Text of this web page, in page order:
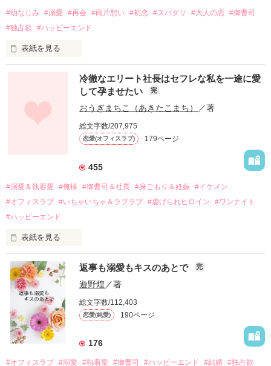
#幼なじみ #溺愛 #再会 #両片想い #初恋 #スパダリ #大人の恋 #御曹司
#独占欲
#ハッピーエンド
表紙を見る
幼なじみの哲平に淡い恋心を抱いていた美桜。
しかし、ある出来事をきっかけに二人の関係は壊れてしまう。
関係修復もできないまま、美桜は両親の離婚によって
引っ越すことになり、哲平とも離れ離れになった。
それから約十二年後。
過去の傷から、二度と会いたくないと思っていた哲平に
運命のような再会を果たす。
酔った勢いで一夜を共にしてしまった。
さらに、美桜が初めてだと知った哲平は
『責任をとる、結婚しよう』と真っ直ぐに告げてきた。
戸惑う美桜とは裏腹に、好きという気持ちを隠すことなく
甘やかしてくる。
そんなある日、哲平は美桜がストーカー被害に
遭っていることを知る。
美桜を守るため、哲平は同居を提案してきて――。
夏木美桜(なつきみお)
冷徹なエリート社長はセフレな私を一途に愛
して孕ませたい
完
おうぎまちこ（あきたこまち） ／著
総文字数/207,975
恋愛(オフィスラブ) 179ページ
455
#溺愛＆執着愛 #俺様 #御曹司＆社長 #身ごもり＆妊娠 #イケメン
#オフィスラブ #いちゃいちゃ＆ラブラブ #虐げられヒロイン
#ワンナイト
#ハッピーエンド
表紙を見る
おかしな噂を流されて前の職場でうまくいかなかった梅田美
桜は、海外で傷心旅行をしていたところ、日本人美青年と出会
い、酒の勢いもあり一夜限りの関係となる。
帰国後、美桜は新しい職場でワンナイトした美青年と再会。
なんと彼の正体は、とある財閥御曹司にも関わらず、一族を離
れて起業した新進気鋭の実業家、社内でも冷徹だと評判な社長
――御影恭司その人だったのだ――！
なぜか恭司から飼い猫の世話係を命じられた美桜は、猫の世
の関係となってしまい――？
返事も溺愛もキスのあとで 完
遊野煌 ／著
総文字数/112,403
恋愛(純愛) 190ページ
176
#オフィスラブ #溺愛 #執着愛 #御曹司 #ハッピーエンド #結婚 #独占欲